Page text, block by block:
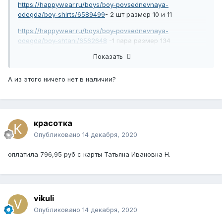
https://happywear.ru/boys/boy-povsednevnaya-
odegda/boy-shirts/6589499- 2 шт размер 10 и 11
https://happywear.ru/boys/boy-povsednevnaya-
odegda/boy-shtani/6562648 -1 пара размер 134
https://happywear.ru/women/women-belio/women-
https://happywear.ru/women/women-belio/women-
povsednevnaya/women-platya/6619994
Показать
А из этого ничего нет в наличии?
красотка
Опубликовано 14 декабря, 2020
оплатила 796,95 руб с карты Татьяна Ивановна Н.
vikuli
Опубликовано 14 декабря, 2020